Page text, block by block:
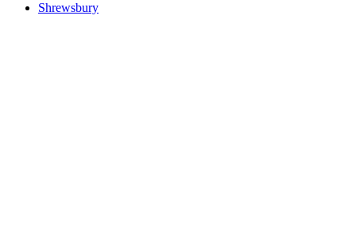
Shrewsbury